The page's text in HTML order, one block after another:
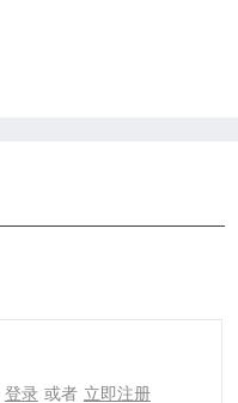
登录 或者 立即注册